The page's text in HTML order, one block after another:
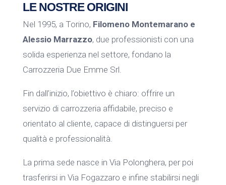
LE NOSTRE ORIGINI
Nel 1995, a Torino, Filomeno Montemarano e
Alessio Marrazzo, due professionisti con una
solida esperienza nel settore, fondano la
Carrozzeria Due Emme Srl.
Fin dall’inizio, l’obiettivo è chiaro: offrire un
servizio di carrozzeria affidabile, preciso e
orientato al cliente, capace di distinguersi per
qualità e professionalità.
La prima sede nasce in Via Polonghera, per poi
trasferirsi in Via Fogazzaro e infine stabilirsi negli